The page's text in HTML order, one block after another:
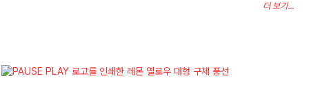
더 보기...